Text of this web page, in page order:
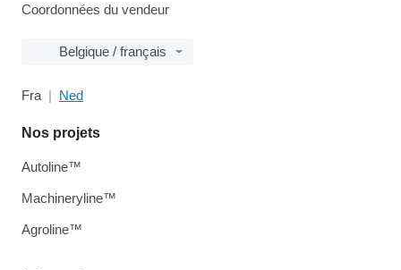
Coordonnées du vendeur
Belgique / français
Fra Ned
Nos projets
Autoline™
Machineryline™
Agroline™